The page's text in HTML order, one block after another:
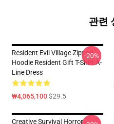
관련
Resident Evil Village Zipped
Hoodie Resident Gift T-Shirt A-
Line Dress
₩4,065,100$29.5
-20%
Creative Survival Horror